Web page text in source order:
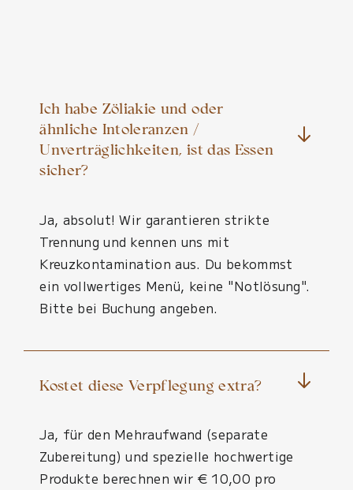
Ich habe Zöliakie und oder
ähnliche Intoleranzen /
Unverträglichkeiten, ist das Essen
sicher?
Ja, absolut! Wir garantieren strikte
Trennung und kennen uns mit
Kreuzkontamination aus. Du bekommst
ein vollwertiges Menü, keine "Notlösung".
Bitte bei Buchung angeben.
Kostet diese Verpflegung extra?
Ja, für den Mehraufwand (separate
Zubereitung) und spezielle hochwertige
Produkte berechnen wir € 10,00 pro